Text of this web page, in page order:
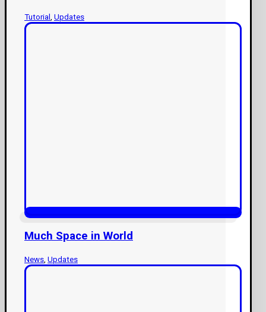
Tutorial , Updates
Much Space in World
News, Updates